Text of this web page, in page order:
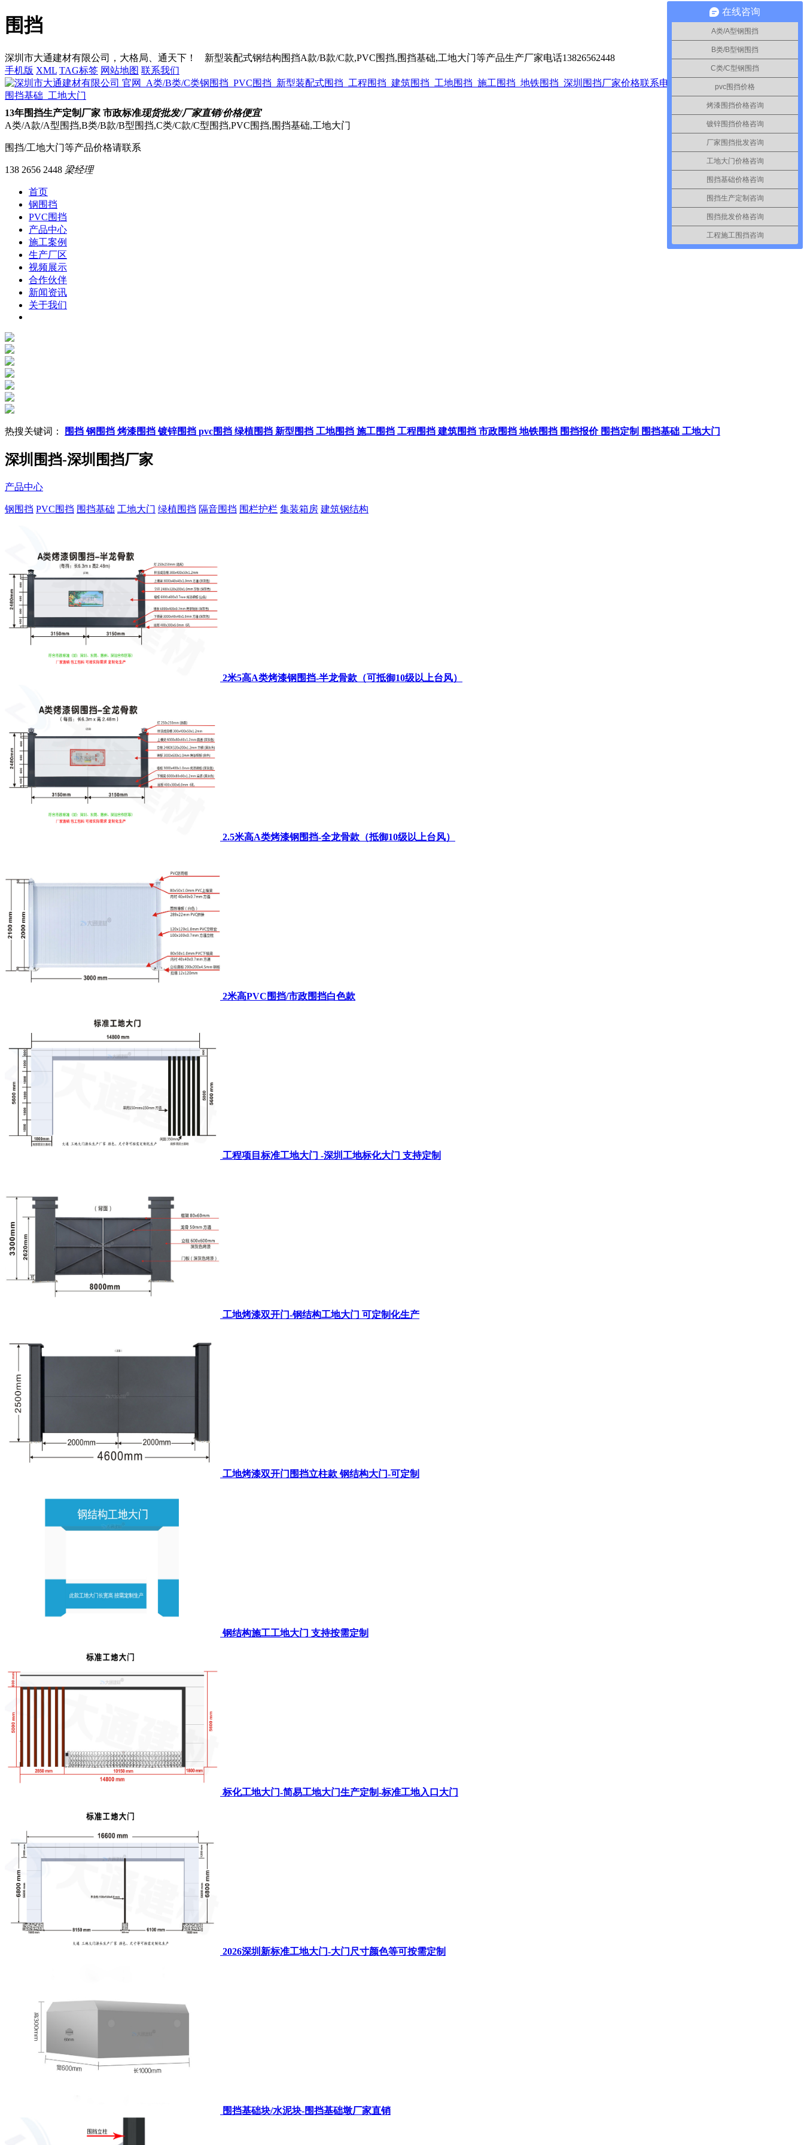
围挡
深圳市大通建材有限公司，大格局、通天下！
新型装配式钢结构围挡A款/B款/C款,PVC围挡,围挡基础,工地大门等产品生产厂家电话13826562448
手机版 XML TAG标签 网站地图 联系我们
13年围挡生产定制厂家 市政标准现货批发/厂家直销/价格便宜
A类/A款/A型围挡,B类/B款/B型围挡,C类/C款/C型围挡,PVC围挡,围挡基础,工地大门
围挡/工地大门等产品价格请联系
138 2656 2448 梁经理
首页
钢围挡
PVC围挡
产品中心
施工案例
生产厂区
视频展示
合作伙伴
新闻资讯
关于我们
热搜关键词： 围挡 钢围挡 烤漆围挡 镀锌围挡 pvc围挡 绿植围挡 新型围挡 工地围挡 施工围挡 工程围挡 建筑围挡 市政围挡 地铁围挡 围挡报价 围挡定制 围挡基础 工地大门
深圳围挡-深圳围挡厂家
产品中心
钢围挡 PVC围挡 围挡基础 工地大门 绿植围挡 隔音围挡 围栏护栏 集装箱房 建筑钢结构
2米5高A类烤漆钢围挡-半龙骨款（可抵御10级以上台风）
2.5米高A类烤漆钢围挡-全龙骨款（抵御10级以上台风）
2米高PVC围挡/市政围挡白色款
工程项目标准工地大门 -深圳工地标化大门 支持定制
工地烤漆双开门-钢结构工地大门 可定制化生产
工地烤漆双开门围挡立柱款 钢结构大门-可定制
钢结构施工工地大门 支持按需定制
标化工地大门-简易工地大门生产定制-标准工地入口大门
2026深圳新标准工地大门-大门尺寸颜色等可按需定制
围挡基础块/水泥块-围挡基础墩厂家直销
在线咨询
A类/A型钢围挡
B类/B型钢围挡
C类/C型钢围挡
pvc围挡价格
烤漆围挡价格咨询
镀锌围挡价格咨询
厂家围挡批发咨询
工地大门价格咨询
围挡基础价格咨询
围挡生产定制咨询
围挡批发价格咨询
工程施工围挡咨询